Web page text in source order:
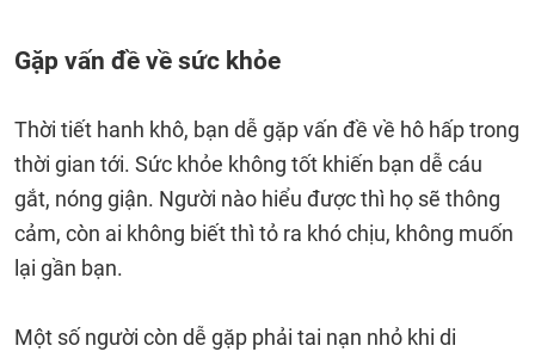
Gặp vấn đề về sức khỏe
Thời tiết hanh khô, bạn dễ gặp vấn đề về hô hấp trong
thời gian tới. Sức khỏe không tốt khiến bạn dễ cáu
gắt, nóng giận. Người nào hiểu được thì họ sẽ thông
cảm, còn ai không biết thì tỏ ra khó chịu, không muốn
lại gần bạn.
Một số người còn dễ gặp phải tai nạn nhỏ khi di